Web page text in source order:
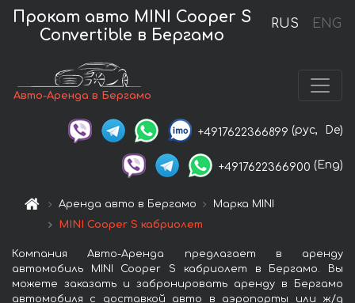
RUS ENG
Прокат авто MINI Cooper S
Convertible в Бергамо
Авто-Аренда в Бергамо
+4917622366899 (рус, De)
+4917622366900 (Eng)
Аренда авто в Бергамо
Марка MINI
MINI Cooper S кабриолет
Компания Авто-Аренда предлагает в аренду
автомобиль MINI Cooper S кабриолет в Бергамо. Вы
можете заказать и забронировать аренду в Бергамо
автомобиля с доставкой авто в аэропорты или ж/д